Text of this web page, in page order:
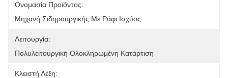
Ονομασία Προϊόντος:
Μηχανή Σιδηρουργικής Με Ράφι Ισχύος
Λειτουργία:
Πολυλειτουργική Ολοκληρωμένη Κατάρτιση
Κλειστή Λέξη: